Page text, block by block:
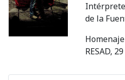
de la
RESAD,